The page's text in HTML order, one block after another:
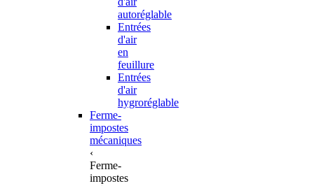
autoréglable
Entrées
d'air
en
feuillure
Entrées
d'air
hygroréglable
Ferme-
impostes
mécaniques
‹
Ferme-
impostes